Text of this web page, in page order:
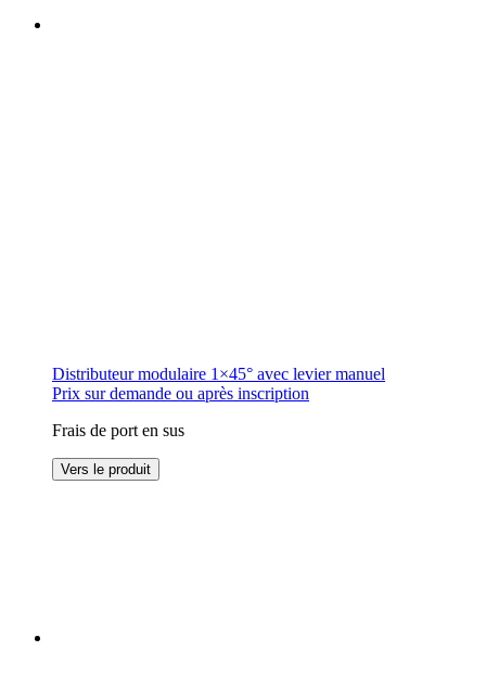
Distributeur modulaire 1×45° avec levier manuel
Prix sur demande ou après inscription
Frais de port en sus
Ce
produit
Vers le produit